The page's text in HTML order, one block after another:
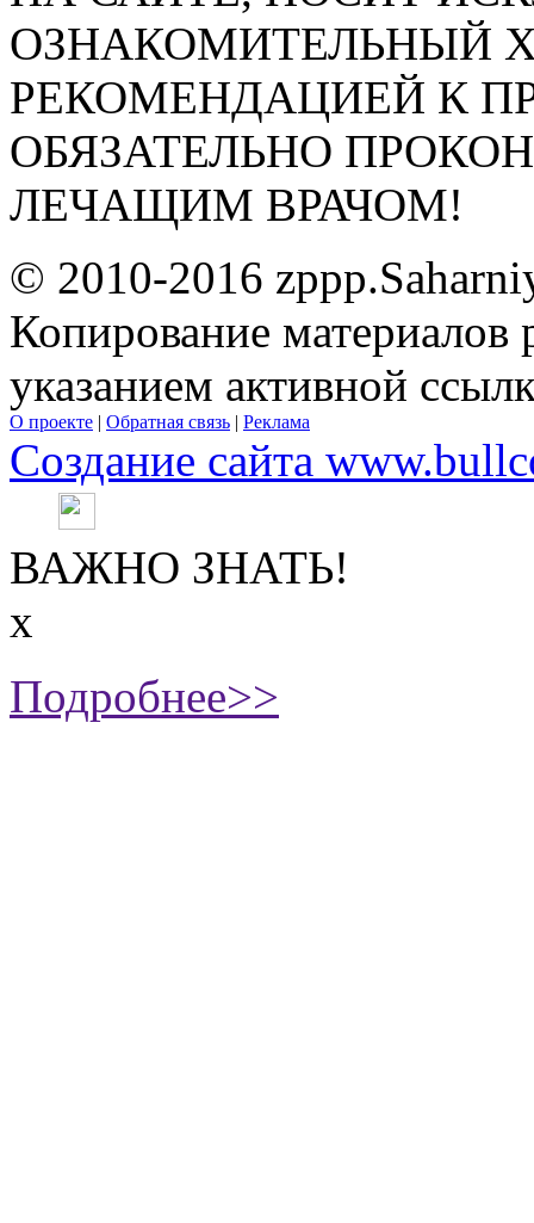
ОЗНАКОМИТЕЛЬНЫЙ
РЕКОМЕНДАЦИЕЙ К
ОБЯЗАТЕЛЬНО
ЛЕЧАЩИМ ВРАЧОМ!
© 2010-2016
Копирование материалов
указанием активной
О проекте | Обратная связь | Реклама
Создание сайта
ВАЖНО ЗНАТЬ!
х
Подробнее>>